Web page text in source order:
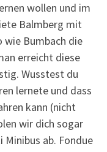
wollen und im
Balmberg mit
wie Bumbach die
erreicht diese
Wusstest du
lernete und dass
kann (nicht
wir dich sogar
ab. Fondue